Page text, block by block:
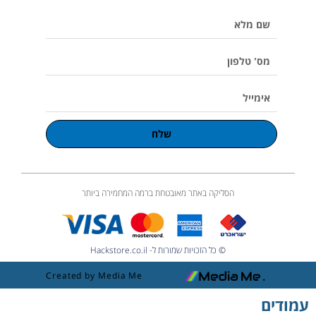
m
מלא
טלפון
שלח
הסליקה באתר מאובטחת ברמה המחמירה ביותר
© כל הזכויות שמורות ל- Hackstore.co.il
Created by Media Me
עמודים